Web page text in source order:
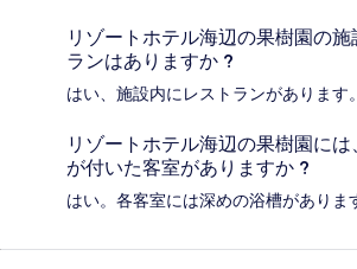
リゾートホテル海辺の果樹園の施
ランはありますか ?
はい、施設内にレストランがあります。
リゾートホテル海辺の果樹園に
が付いた客室がありますか ?
はい。各客室には深めの浴槽がありま